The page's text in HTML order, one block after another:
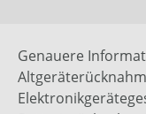
Genauere